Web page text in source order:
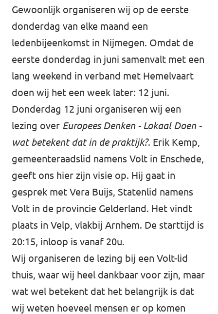
Gewoonlijk organiseren wij op de eerste
donderdag van elke maand een
ledenbijeenkomst in Nijmegen. Omdat de
eerste donderdag in juni samenvalt met een
lang weekend in verband met Hemelvaart
doen wij het een week later: 12 juni.
Donderdag 12 juni organiseren wij een
lezing over Europees Denken - Lokaal Doen -
wat betekent dat in de praktijk?. Erik Kemp,
gemeenteraadslid namens Volt in Enschede,
geeft ons hier zijn visie op. Hij gaat in
gesprek met Vera Buijs, Statenlid namens
Volt in de provincie Gelderland. Het vindt
plaats in Velp, vlakbij Arnhem. De starttijd is
20:15, inloop is vanaf 20u.
Wij organiseren de lezing bij een Volt-lid
thuis, waar wij heel dankbaar voor zijn, maar
wat wel betekent dat het belangrijk is dat
wij weten hoeveel mensen er op komen